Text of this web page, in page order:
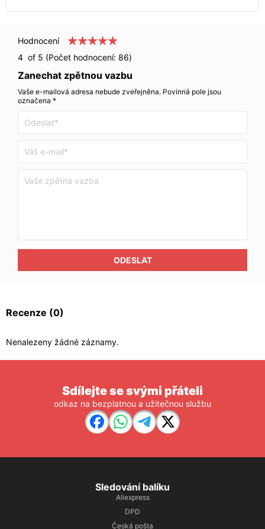
Hodnocení
4 of 5 (Počet hodnocení: 86)
Zanechat zpětnou vazbu
Vaše e-mailová adresa nebude zveřejněna. Povinná pole jsou
označena *
ODESLAT
Recenze (0)
Nenalezeny žádné záznamy.
Sdílejte se svými přáteli
odkaz na bezplatnou a užitečnou službu
Sledování balíku
Aliexpress
DPD
Česká pošta